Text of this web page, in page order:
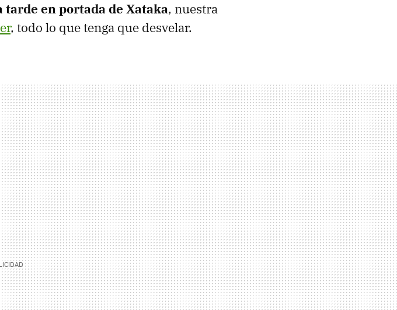
en portada de Xataka, nuestra
, todo lo que tenga que desvelar.